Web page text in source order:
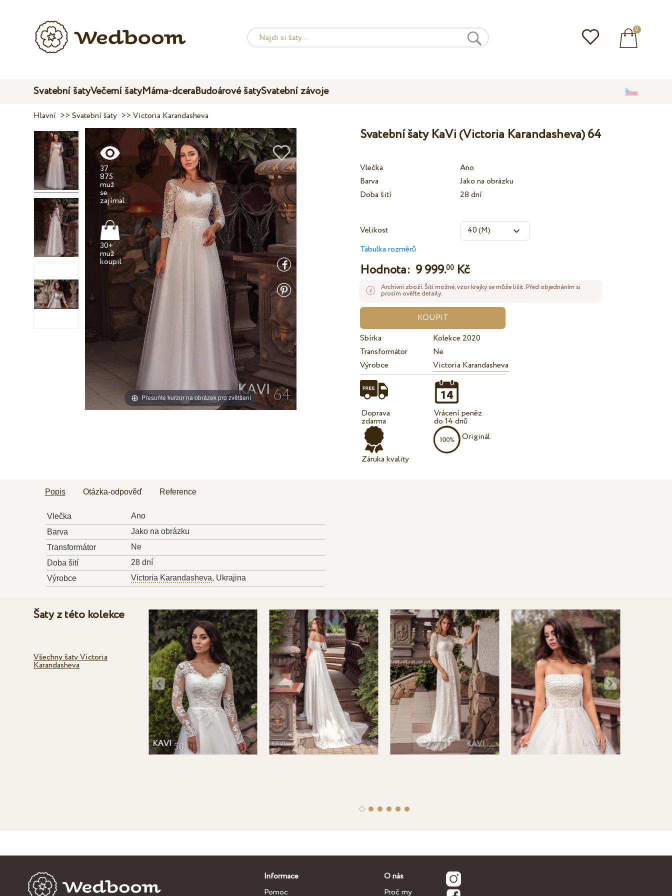
0
Svatební šatyVečerní šatyMáma-dceraBudoárové šatySvatební závoje
Hlavní >>Svatební šaty >>Victoria Karandasheva
Přesuňte kurzor na obrázek pro zvětšení
37
875
muž
se
30+
muž
koupil
Svatební šaty KaVi (Victoria Karandasheva) 64
Vlečka
Ano
Barva
Jako na obrázku
Doba šití
28 dní
Velikost
Tabulka rozměrů
Hodnota: 9 999.00 Kč
Archivní zboží. Šití možné, vzor krajky se může lišit. Před objednáním si
prosím ověřte detaily.
Sbírka
Kolekce 2020
Transformátor
Ne
Výrobce
Victoria Karandasheva
Doprava
zdarma
Záruka kvality
Vrácení peněz
do 14 dnů
Originál
Popis Otázka-odpověď Reference
Vlečka
Ano
Barva
Jako na obrázku
Transformátor
Ne
Doba šití
28 dní
Výrobce
Victoria Karandasheva, Ukrajina
Šaty z této kolekce
Všechny šaty Victoria
Karandasheva
Informace
Pomoc
O nás
Proč my